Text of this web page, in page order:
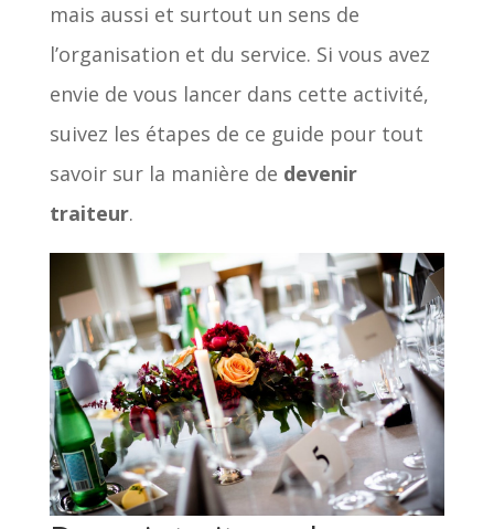
mais aussi et surtout un sens de
l’organisation et du service. Si vous avez
envie de vous lancer dans cette activité,
suivez les étapes de ce guide pour tout
savoir sur la manière de devenir
traiteur.